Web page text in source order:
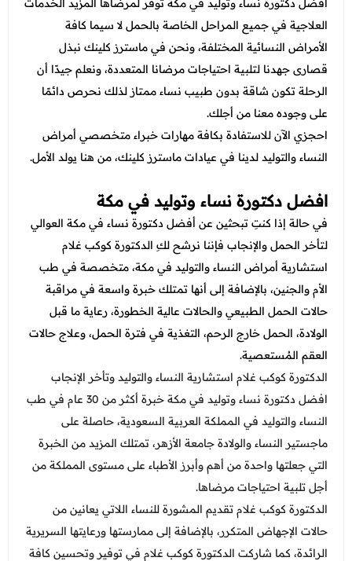
عروض العناية بالشعر
عروض الرجال
عروض جراحات التجميل
عروض قسم الطوارئ
عروض المختبر
عروض الاشعة
عروض الباطنة
عروض الانف والاذن والحنجرة
عروض العلاج الطبيعي
افضل دكتورة نساء وتوليد في مكة توفر لمرضاها المزيد الخدمات
العلاجية في جميع المراحل الخاصة بالحمل لا سيما كافة
الأمراض النسائية المختلفة، ونحن في ماسترز كلينك نبذل
قصارى جهدنا لتلبية احتياجات مرضانا المتعددة، ونعلم جيدًا أن
الرحلة تكون شاقة بدون طبيب نساء ممتاز لذلك نحرص دائمًا
على وجوده معنا من أجلك.
احجزي الآن للاستفادة بكافة مهارات خبراء متخصصي أمراض
النساء والتوليد لدينا في عيادات ماسترز كلينك، من هنا يولد الأمل.
افضل دكتورة نساء وتوليد في مكة
في حالة إذا كنتِ تبحثين عن أفضل دكتورة نساء في مكة العوالي
لتأخر الحمل والإنجاب فإننا نرشح لكِ الدكتورة كوكب غلام
استشارية أمراض النساء والتوليد في مكة، متخصصة في طب
الأم والجنين، بالإضافة إلى أنها تمتلك خبرة واسعة في مراقبة
حالات الحمل الطبيعي والحالات عالية الخطورة، رعاية ما قبل
الولادة، الحمل خارج الرحم، التغذية في فترة الحمل، وعلاج حالات
العقم المُستعصية.
الدكتورة كوكب غلام استشارية النساء والتوليد وتأخر الإنجاب
افضل دكتورة نساء وتوليد في مكة خبرة أكثر من 30 عام في طب
النساء والتوليد في المملكة العربية السعودية، حاصلة على
ماجستير النساء والولادة جامعة الأزهر، تمتلك المزيد من الخبرة
التي جعلتها واحدة من أهم وأبرز الأطباء على مستوى المملكة من
أجل تلبية احتياجات مرضاها.
الدكتورة كوكب غلام تقديم المشورة للنساء اللاتي يعانين من
حالات الإجهاض المتكرر، بالإضافة إلى ممارستها ورعايتها السريرية
الرائدة، كما شاركت الدكتورة كوكب غلام في توفير وتحسين كافة